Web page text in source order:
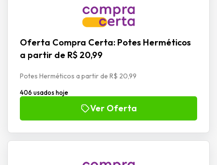
Oferta Compra Certa: Potes Herméticos
a partir de R$ 20,99
Potes Herméticos a partir de R$ 20,99
406 usados hoje
Ver Oferta